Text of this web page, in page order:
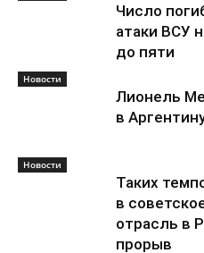
Число
атаки ВСУ
до пяти
Новости
Лионель
в
Новости
Таких
в
отрасль в
прорыв